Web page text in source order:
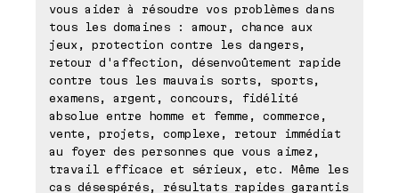
vous aider à résoudre vos problèmes dans
tous les domaines : amour, chance aux
jeux, protection contre les dangers,
retour d'affection, désenvoûtement rapide
contre tous les mauvais sorts, sports,
examens, argent, concours, fidélité
absolue entre homme et femme, commerce,
vente, projets, complexe, retour immédiat
au foyer des personnes que vous aimez,
travail efficace et sérieux, etc. Même les
cas désespérés, résultats rapides garantis